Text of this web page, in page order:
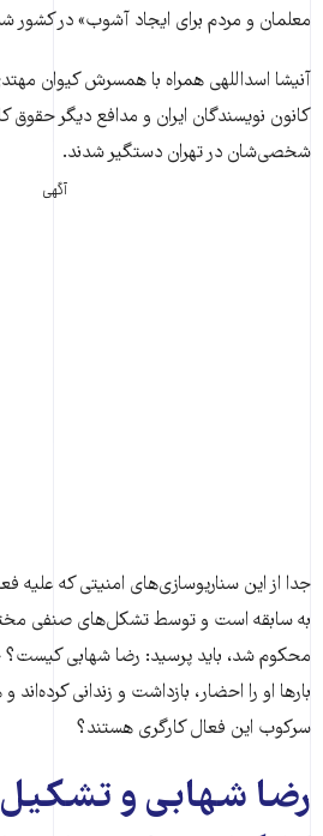
معلمان و مردم برای ایجاد آشوب» در کشور
آنیشا اسداللهی همراه با همسرش کیوان
شخصی‌شان در تهران دستگیر شدند.
آگهی
جدا از این سناریوسازی‌های امنیتی که علیه
به سابقه است و توسط تشکل‌های صنفی
محکوم شد، باید پرسید: رضا شهابی کیست؟
بارها او را احضار، بازداشت و زندانی کرده‌اند
سرکوب این فعال کارگری هستند؟
رضا شهابی و